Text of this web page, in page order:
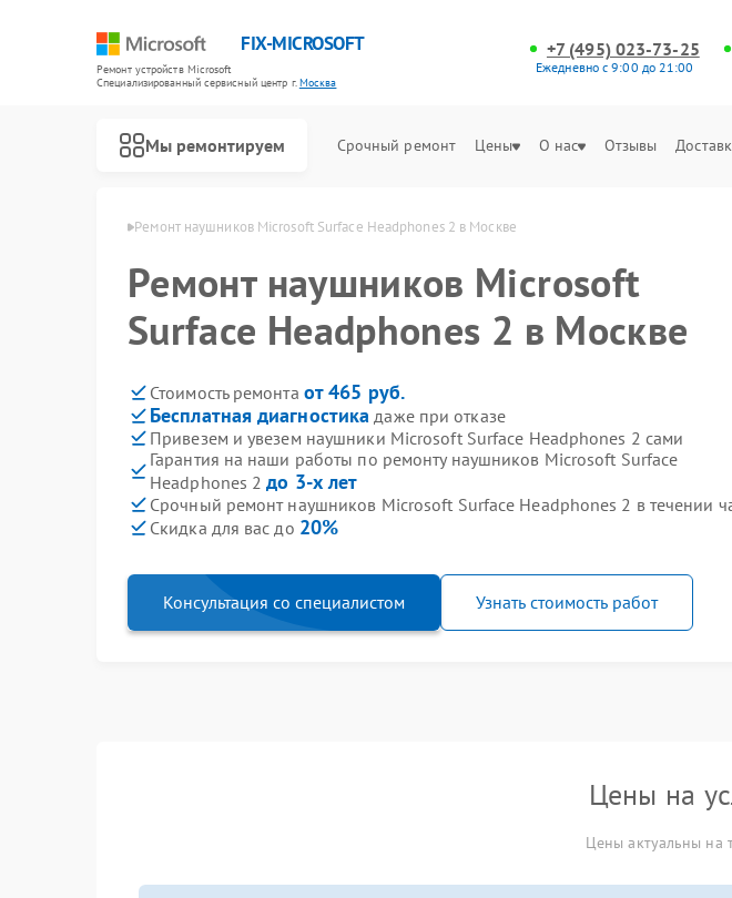
FIX-MICROSOFT
Ремонт устройств Microsoft
Специализированный cервисный центр г.Москва
+7 (495) 023-73-25
Ежедневно с 9:00 до 21:00
Мы ремонтируем Срочный ремонт Цены О нас Отзывы
Microsoft в Москве Ремонт наушников Microsoft Surface Headphones 2 в Москве
Ремонт наушников Microsoft
Surface Headphones 2 в Москве
Стоимость ремонта от 465 руб.
Бесплатная диагностика даже при отказе
Привезем и увезем наушники Microsoft Surface Headphones 2 сами
Гарантия на наши работы по ремонту наушников Microsoft Surface
Headphones 2до 3-х лет
Срочный ремонт наушников Microsoft Surface Headphones 2 в течении
Скидка для вас до 20%
Консультация со специалистом Узнать стоимость работ
Цены на
Цены актуальны на